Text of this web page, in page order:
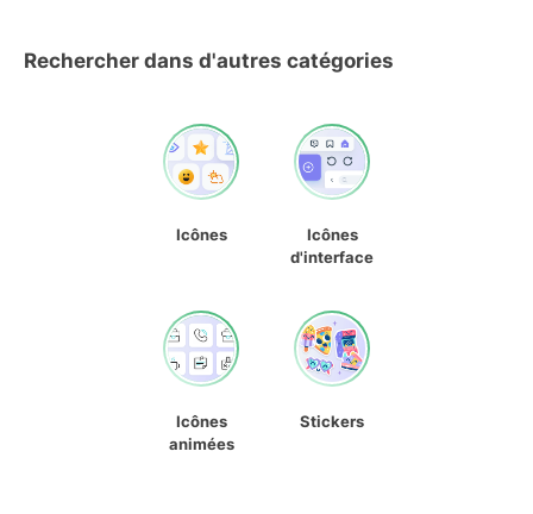
Rechercher dans d'autres catégories
Icônes
Icônes
d'interface
Icônes
animées
Stickers